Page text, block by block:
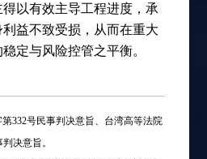
以有效主导工程进度，承
益不致受损，从而在重大
定与风险控管之平衡。
332号民事判决意旨、台湾高等法院
决意旨。